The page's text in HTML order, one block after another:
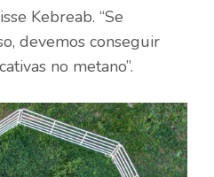
Kebreab. “Se
devemos conseguir
no metano”.